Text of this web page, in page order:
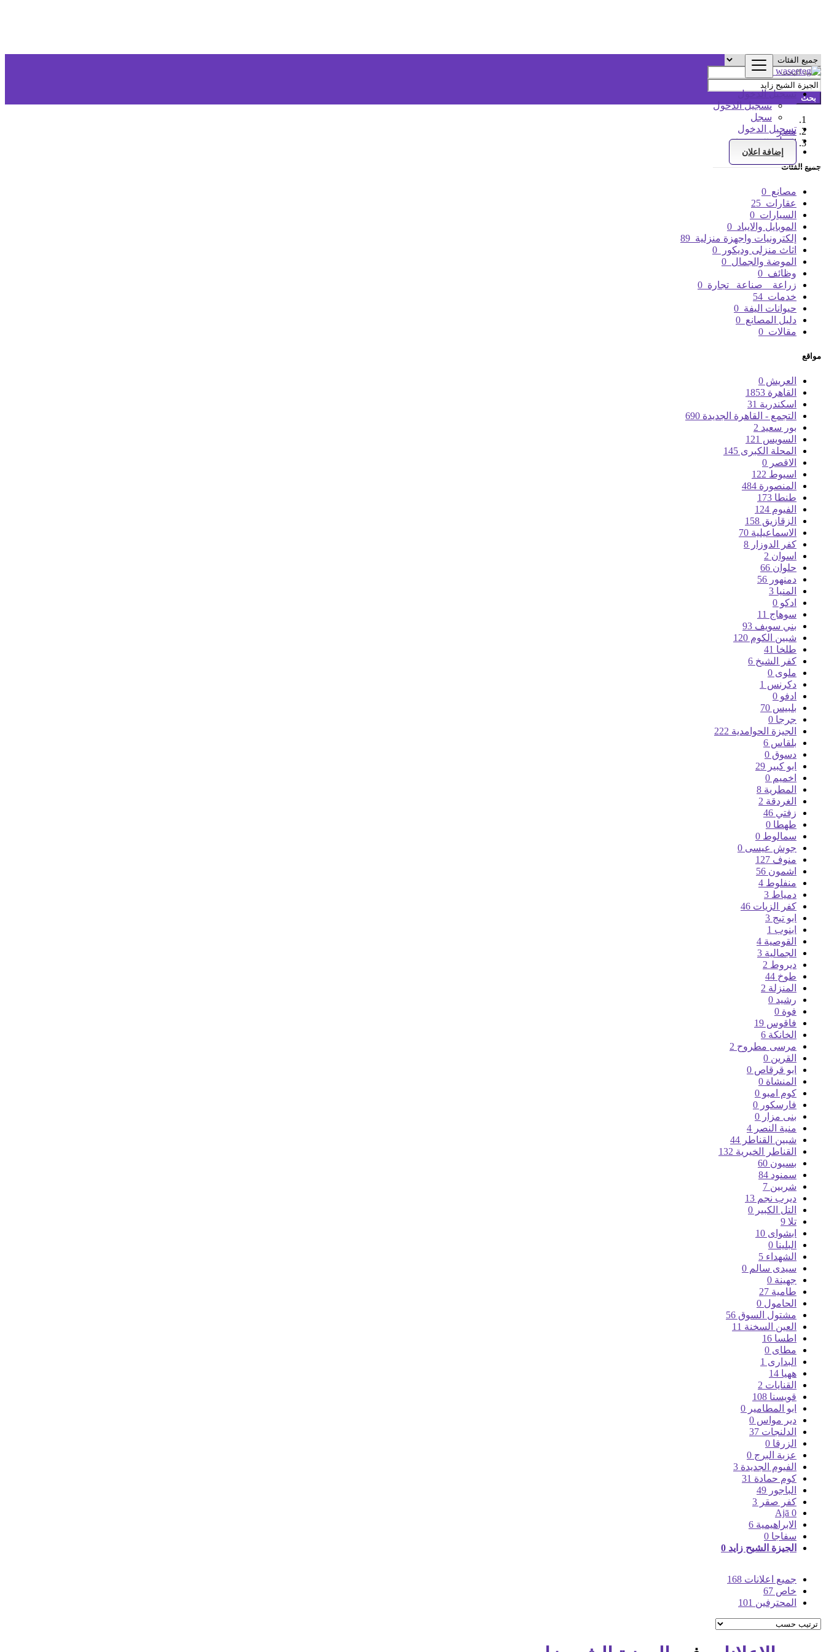
تسجيل الدخول
تسجيل الدخول
سجل
تسجيل الدخول
سجل
إضافة اعلان
بحث
مصر
الجيزة الشيح زايد
جميع الفئات
مصانع
عقارات
السيارات
الموبايل والايباد
إلكترونيات واجهزة منزلية
اثاث منزلى وديكور
الموضة والجمال
وظائف
زراعة _ صناعة _تجارة
خدمات
حيوانات اليفة
دليل المصانع
مقالات
مواقع
العريش 0
القاهرة 1853
اسكندرية 31
التجمع - القاهرة الجديدة 690
بور سعيد 2
السويس 121
المحلة الكبرى 145
الاقصر 0
اسيوط 122
المنصورة 484
طنطا 173
الفيوم 124
الزقازيق 158
الاسماعيلية 70
كفر الدوزار 8
اسوان 2
حلوان 66
دمنهور 56
المنيا 3
ادكو 0
سوهاج 11
بني سويف 93
شبين الكوم 120
طلخا 41
كفر الشيخ 6
ملوى 0
دكرنس 1
ادفو 0
بلبيس 70
جرجا 0
الجيزة الحوامدية 222
بلقاس 6
دسوق 0
ابو كبير 29
اخميم 0
المطرية 8
الغردقة 2
زفتي 46
طهطا 0
سمالوط 0
جوش عيسى 0
منوف 127
اشمون 56
منفلوط 4
دمياط 3
كفر الزيات 46
ابو تيج 3
ابنوب 1
القوصية 4
الجمالية 3
ديروط 2
طوخ 44
المنزلة 2
رشيد 0
فوة 0
فاقوس 19
الخانكة 6
مرسى مطروح 2
القرين 0
ابو قرقاص 0
المنشاة 0
كوم امبو 0
فارسكور 0
بنى مزار 0
منية النصر 4
شبين القناطر 44
القناطر الخيرية 132
بسيون 60
سمنود 84
شربين 7
ديرب نجم 13
التل الكبير 0
تلا 9
ابشواى 10
البلينا 0
الشهداء 5
سيدى سالم 0
جهينة 0
طامية 27
الحامول 0
مشتول السوق 56
العين السخنة 11
اطسا 16
مطاى 0
البدارى 1
ههيا 14
القنايات 2
قويسنا 108
ابو المطامير 0
دير مواس 0
الدلنجات 37
الزرقا 0
عزبة البرج 0
الفيوم الجديدة 3
كوم حمادة 31
الباجور 49
كفر صقر 3
Ajā 0
الابراهيمية 6
سفاجا 0
الجيزة الشيح زايد 0
جميع اعلانات 168
خاص 67
المحترفين 101